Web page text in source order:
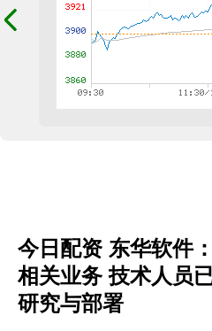
今日配资 东华软件
相关业务 技术人员
研究与部署